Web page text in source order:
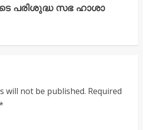
പരിശുദ്ധ സഭ ഹാശാ
will not be published. Required